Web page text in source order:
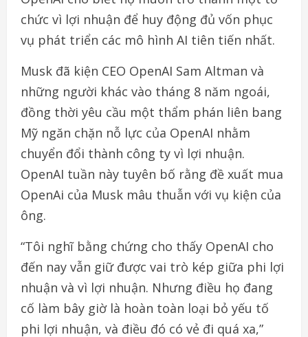
chức vì lợi nhuận để huy động đủ vốn phục
vụ phát triển các mô hình AI tiên tiến nhất.
Musk đã kiện CEO OpenAI Sam Altman và
những người khác vào tháng 8 năm ngoái,
đồng thời yêu cầu một thẩm phán liên bang
Mỹ ngăn chặn nỗ lực của OpenAI nhằm
chuyển đổi thành công ty vì lợi nhuận.
OpenAI tuần này tuyên bố rằng đề xuất mua
OpenAi của Musk mâu thuẫn với vụ kiện của
ông.
“Tôi nghĩ bằng chứng cho thấy OpenAI cho
đến nay vẫn giữ được vai trò kép giữa phi lợi
nhuận và vì lợi nhuận. Nhưng điều họ đang
cố làm bây giờ là hoàn toàn loại bỏ yếu tố
phi lợi nhuận, và điều đó có vẻ đi quá xa,”